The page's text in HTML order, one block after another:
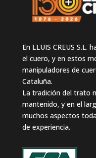
En LLUIS CREUS S.L.
el cuero, y en estos
manipuladores de
Cataluña.
La tradición del trato
mantenido, y en el
muchos aspectos
de experiencia.